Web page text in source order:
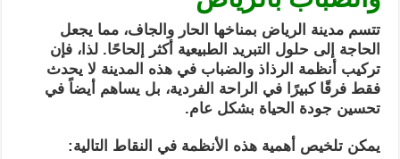
تتسم مدينة الرياض بمناخها الحار والجاف، مما يجعل
الحاجة إلى حلول التبريد الطبيعية أكثر إلحاحًا. لذا، فإن
تركيب أنظمة الرذاذ والضباب في هذه المدينة لا يحدث
فقط فرقًا كبيرًا في الراحة الفردية، بل يساهم أيضاً في
تحسين جودة الحياة بشكل عام.
يمكن تلخيص أهمية هذه الأنظمة في النقاط التالية: